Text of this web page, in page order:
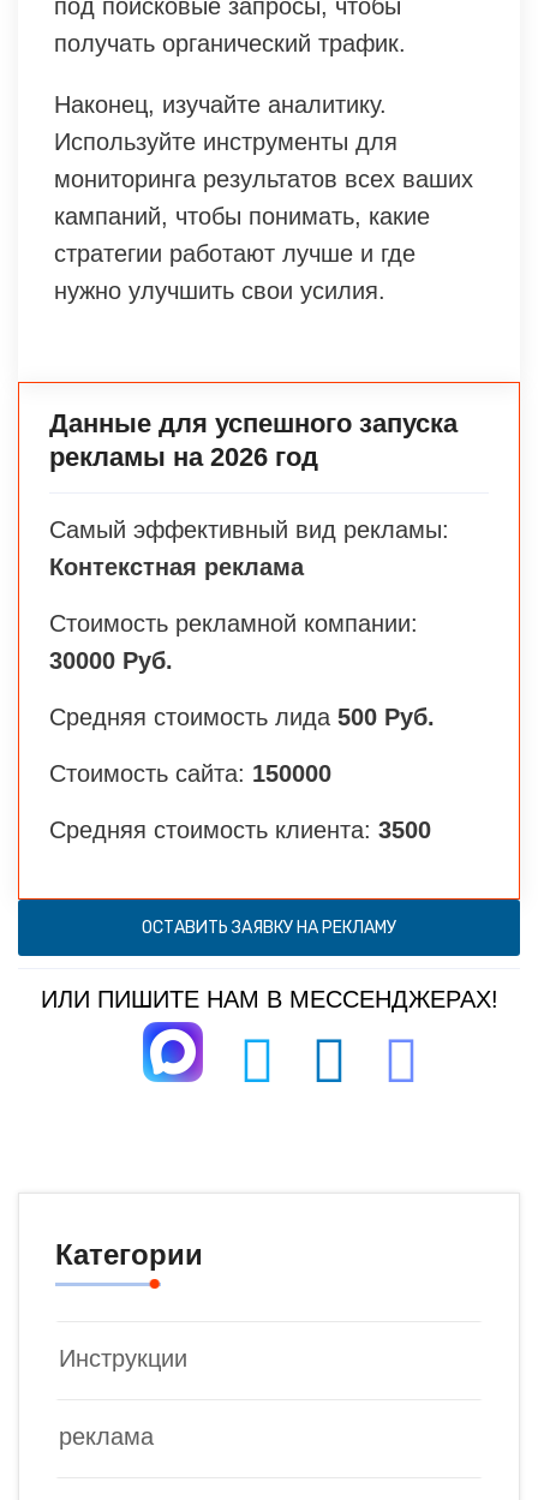
под поисковые запросы, чтобы
получать органический трафик.
Наконец, изучайте аналитику.
Используйте инструменты для
мониторинга результатов всех ваших
кампаний, чтобы понимать, какие
стратегии работают лучше и где
нужно улучшить свои усилия.
Данные для успешного запуска
рекламы на 2026 год
Самый эффективный вид рекламы:
Контекстная реклама
Стоимость рекламной компании:
30000 Руб.
Средняя стоимость лида 500 Руб.
Стоимость сайта: 150000
Средняя стоимость клиента: 3500
ОСТАВИТЬ ЗАЯВКУ НА РЕКЛАМУ
ИЛИ ПИШИТЕ НАМ В МЕССЕНДЖЕРАХ!
Категории
Инструкции
реклама